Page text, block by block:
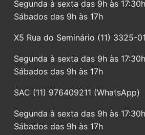
Segunda à sexta das 9h às 17:30h
Sábados das 9h às 17h
X5 Rua do Seminário (11) 3325-
Segunda à sexta das 9h às 17:30h
Sábados das 9h às 17h
SAC (11) 976409211 (WhatsApp)
Segunda à sexta das 9h às 17:30h
Sábados das 9h às 17h